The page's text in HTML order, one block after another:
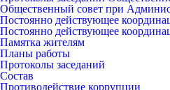
Общественный совет при
Постоянно действующее
Постоянно действующее
Памятка жителям
Планы работы
Протоколы заседаний
Состав
Противодействие коррупции